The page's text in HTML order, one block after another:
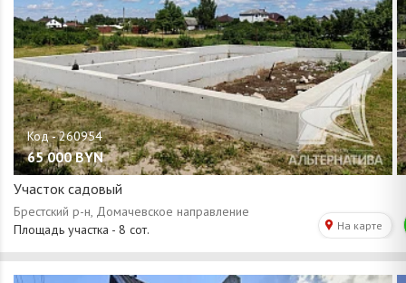
65 000 BYN
Участок садовый